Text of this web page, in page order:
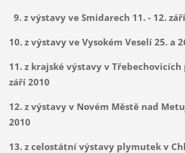
9. z výstavy ve Smidarech 11. - 12.
10. z výstavy ve Vysokém Veselí 25. a
11. z krajské výstavy v Třebechovicích
září 2010
12. z výstavy v Novém Městě nad
2010
13. z celostátní výstavy plymutek v